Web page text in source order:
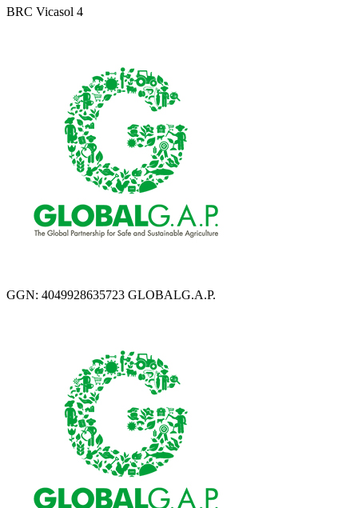
BRC Vicasol 4
GGN: 4049928635723 GLOBALG.A.P.